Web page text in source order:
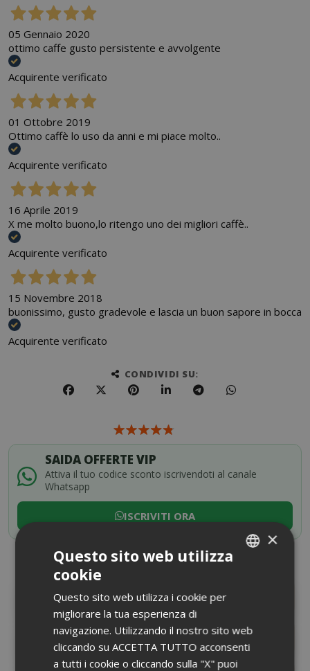
05 Gennaio 2020
ottimo caffe gusto persistente e avvolgente
Acquirente verificato
01 Ottobre 2019
Ottimo caffè lo uso da anni e mi piace molto..
Acquirente verificato
16 Aprile 2019
X me molto buono,lo ritengo uno dei migliori caffè..
Acquirente verificato
15 Novembre 2018
buonissimo, gusto gradevole e lascia un buon sapore in bocca
Acquirente verificato
CONDIVIDI SU:
SAIDA OFFERTE VIP
Attiva il tuo codice sconto iscrivendoti al canale
Whatsapp
ISCRIVITI ORA
DESCRIZIONE PRODOTTO
INFORMAZIONI PRODOTTO
×
Questo sito web utilizza
cookie
Questo sito web utilizza i cookie per
migliorare la tua esperienza di
navigazione. Utilizzando il nostro sito web
cliccando su ACCETTA TUTTO acconsenti
a tutti i cookie o cliccando sulla "X" puoi